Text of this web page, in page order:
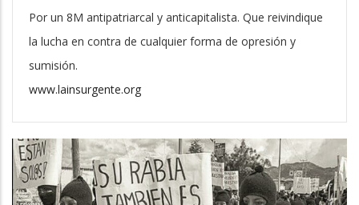
Por un 8M antipatriarcal y anticapitalista. Que reivindique
la lucha en contra de cualquier forma de opresión y
sumisión.
www.lainsurgente.org